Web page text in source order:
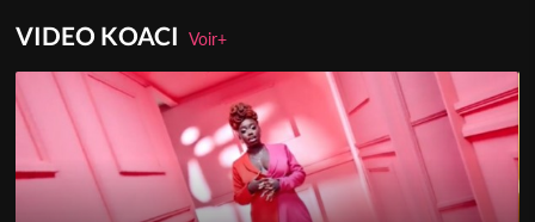
VIDEO KOACIVoir+